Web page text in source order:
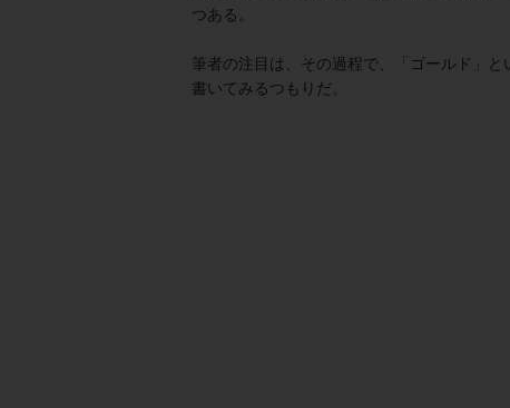
つある。
筆者の注目は、その過程で、「ゴールド」
書いてみるつもりだ。